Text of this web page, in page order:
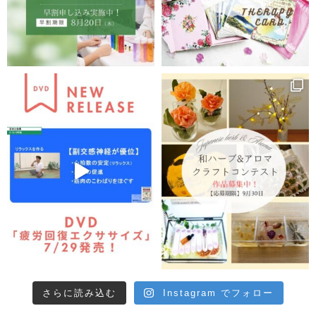
さらに読み込む Instagram でフォロー